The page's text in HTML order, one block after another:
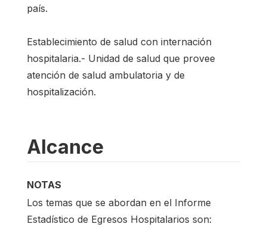
país.
Establecimiento de salud con internación
hospitalaria.- Unidad de salud que provee
atención de salud ambulatoria y de
hospitalización.
Alcance
NOTAS
Los temas que se abordan en el Informe
Estadístico de Egresos Hospitalarios son: